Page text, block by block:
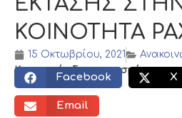
ΚΟΙΝΟΤΗΤΑ
15 Οκτωβρίου, 2021
Κοινωνικός διαμοιρασμός:
Facebook X
Email